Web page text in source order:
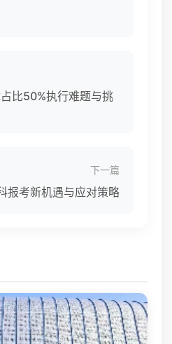
比50%执行难题与挑
下一篇
报考新机遇与应对策略